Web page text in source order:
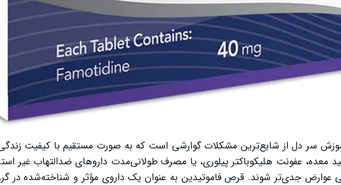
سر دل از شایع‌ترین مشکلات گوارشی است که به صورت مستقیم با کیفیت زندگی
معده، عفونت هلیکوباکتر پیلوری، یا مصرف طولانی‌مدت داروهای ضدالتهاب غیر